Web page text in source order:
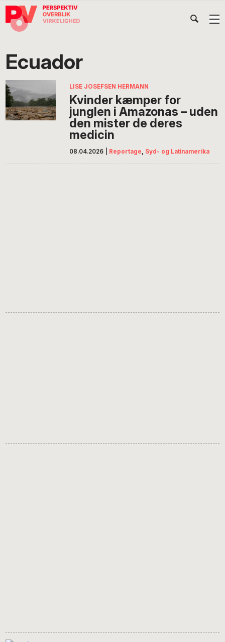
Gå
direkte
navigation
Skip
indhold
Gå
direkte
POV
International
Ecuador
LISE JOSEFSEN HERMANN
Kvinder kæmper for
junglen i Amazonas – uden
den mister de deres
medicin
08.04.2026 Reportage, Syd- og Latinamerika